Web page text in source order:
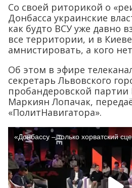
Со своей риторикой о
Донбасса украинские
как будто ВСУ уже давно
все территории, и в
амнистировать, а кого
Об этом в эфире
секретарь Львовского
пробандеровской партии
Маркиян Лопачак,
«ПолитНавигатора».